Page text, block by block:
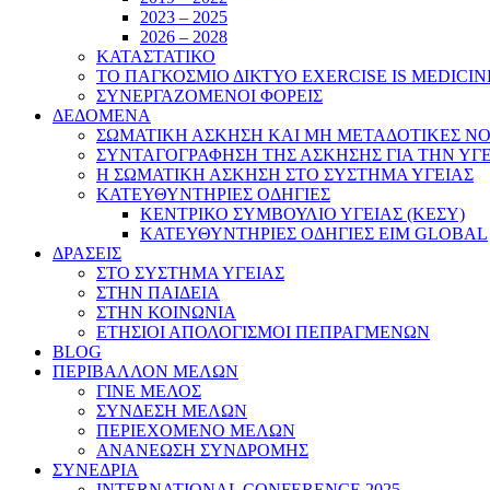
2023 – 2025
2026 – 2028
ΚΑΤΑΣΤΑΤΙΚΟ
ΤΟ ΠΑΓΚΟΣΜΙΟ ΔΙΚΤΥΟ EXERCISE IS
ΣΥΝΕΡΓΑΖΟΜΕΝΟΙ ΦΟΡΕΙΣ
ΔΕΔΟΜΕΝΑ
ΣΩΜΑΤΙΚΗ ΑΣΚΗΣΗ ΚΑΙ ΜΗ ΜΕΤΑΔΟΤΙΚΕΣ
ΣΥΝΤΑΓΟΓΡΑΦΗΣΗ ΤΗΣ ΑΣΚΗΣΗΣ ΓΙΑ ΤΗΝ
Η ΣΩΜΑΤΙΚΗ ΑΣΚΗΣΗ ΣΤΟ ΣΥΣΤΗΜΑ ΥΓΕΙΑΣ
ΚΑΤΕΥΘΥΝΤΗΡΙΕΣ ΟΔΗΓΙΕΣ
ΚΕΝΤΡΙΚΟ ΣΥΜΒΟΥΛΙΟ ΥΓΕΙΑΣ (ΚΕΣΥ)
ΚΑΤΕΥΘΥΝΤΗΡΙΕΣ ΟΔΗΓΙΕΣ EIM GLOBAL
ΔΡΑΣΕΙΣ
ΣΤΟ ΣΥΣΤΗΜΑ ΥΓΕΙΑΣ
ΣΤΗΝ ΠΑΙΔΕΙΑ
ΣΤΗΝ ΚΟΙΝΩΝΙΑ
ΕΤΗΣΙΟΙ ΑΠΟΛΟΓΙΣΜΟΙ ΠΕΠΡΑΓΜΕΝΩΝ
BLOG
ΠΕΡΙΒΑΛΛΟΝ ΜΕΛΩΝ
ΓΙΝΕ ΜΕΛΟΣ
ΣΥΝΔΕΣΗ ΜΕΛΩΝ
ΠΕΡΙΕΧΟΜΕΝΟ ΜΕΛΩΝ
ΑΝΑΝΕΩΣΗ ΣΥΝΔΡΟΜΗΣ
ΣΥΝΕΔΡΙΑ